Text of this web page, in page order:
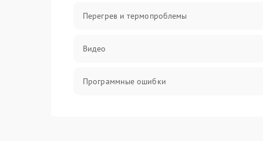
Перегрев и термопроблемы
Видео
Программные ошибки